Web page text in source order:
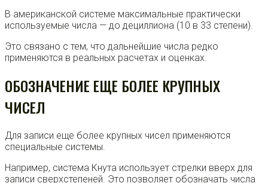
В американской системе максимальные практически
используемые числа — до дециллиона (10 в 33 степени).
Это связано с тем, что дальнейшие числа редко
применяются в реальных расчетах и оценках.
ОБОЗНАЧЕНИЕ ЕЩЕ БОЛЕЕ КРУПНЫХ
ЧИСЕЛ
Для записи еще более крупных чисел применяются
специальные системы.
Например, система Кнута использует стрелки вверх для
записи сверхстепеней. Это позволяет обозначать числа